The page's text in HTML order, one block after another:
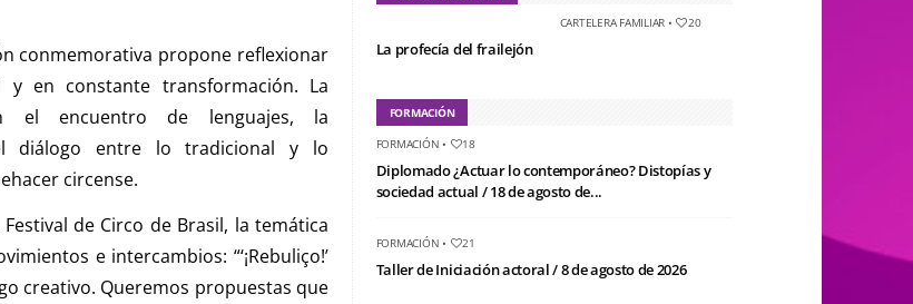
conmemorativa propone reflexionar
en constante transformación. La
el encuentro de lenguajes, la
diálogo entre lo tradicional y lo
circense.
de Circo de Brasil, la temática
e intercambios: “‘¡Rebuliço!’
creativo. Queremos propuestas que
CARTELERA FAMILIAR • 20
La profecía del frailejón
FORMACIÓN
FORMACIÓN • 18
Diplomado ¿Actuar lo contemporáneo? Distopías y
sociedad actual / 18 de agosto de...
FORMACIÓN • 21
Taller de Iniciación actoral / 8 de agosto de 2026